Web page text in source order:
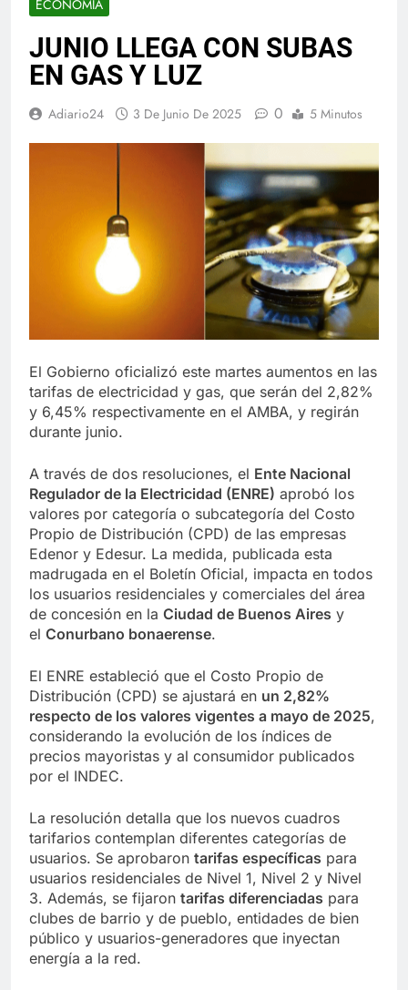
ECONOMIA
JUNIO LLEGA CON SUBAS
EN GAS Y LUZ
Adiario24 3 De Junio De 2025 0 5 Minutos
El Gobierno oficializó este martes aumentos en las
tarifas de electricidad y gas, que serán del 2,82%
y 6,45% respectivamente en el AMBA, y regirán
durante junio.
A través de dos resoluciones, el Ente Nacional
Regulador de la Electricidad (ENRE) aprobó los
valores por categoría o subcategoría del Costo
Propio de Distribución (CPD) de las empresas
Edenor y Edesur. La medida, publicada esta
madrugada en el Boletín Oficial, impacta en todos
los usuarios residenciales y comerciales del área
de concesión en la Ciudad de Buenos Aires y
el Conurbano bonaerense.
El ENRE estableció que el Costo Propio de
Distribución (CPD) se ajustará en un 2,82%
respecto de los valores vigentes a mayo de 2025,
considerando la evolución de los índices de
precios mayoristas y al consumidor publicados
por el INDEC.
La resolución detalla que los nuevos cuadros
tarifarios contemplan diferentes categorías de
usuarios. Se aprobaron tarifas específicas para
usuarios residenciales de Nivel 1, Nivel 2 y Nivel
3. Además, se fijaron tarifas diferenciadas para
clubes de barrio y de pueblo, entidades de bien
público y usuarios-generadores que inyectan
energía a la red.